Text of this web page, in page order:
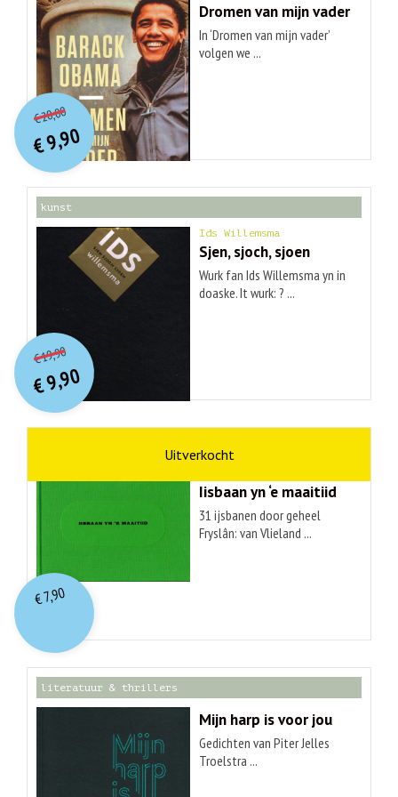
Dromen van mijn vader
In ‘Dromen van mijn vader’
volgen we ...
€20,00O
orspr
onkelijke
prijs
was:
€ 20,00.
€9,90
Huidige
prijs
is:
€ 9,90.
kunst
Ids Willemsma
Sjen, sjoch, sjoen
Wurk fan Ids Willemsma yn in
doaske. It wurk: ? ...
€19,90O
orspr
onkelijke
prijs
was:
€ 19,90.
€9,90
Huidige
prijs
is:
€ 9,90.
Iisbaan yn ‘e maaitiid
31 ijsbanen door geheel
Fryslân: van Vlieland ...
€7,90
literatuur & thrillers
Mijn harp is voor jou
Gedichten van Piter Jelles
Troelstra ...